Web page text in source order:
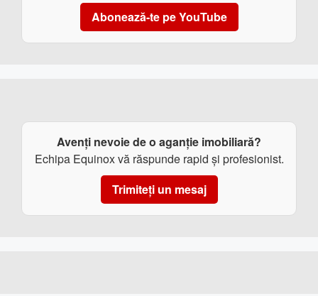
Abonează-te pe YouTube
Avenți nevoie de o aganție imobiliară?
Echipa Equinox vă răspunde rapid și profesionist.
Trimiteți un mesaj